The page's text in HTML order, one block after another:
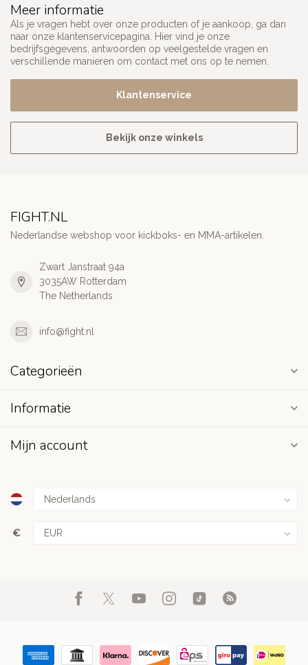
Meer informatie
Als je vragen hebt over onze producten of je aankoop, ga dan
naar onze klantenservicepagina. Hier vind je onze
bedrijfsgegevens, antwoorden op veelgestelde vragen en
verschillende manieren om contact met ons op te nemen.
Klantenservice
Bekijk onze winkels
FIGHT.NL
Nederlandse webshop voor kickboks- en MMA-artikelen.
Zwart Janstraat 94a
3035AW Rotterdam
The Netherlands
info@fight.nl
Categorieën
Informatie
Mijn account
€